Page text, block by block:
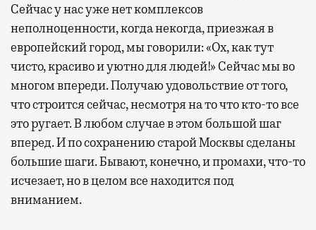
Сейчас у нас уже нет комплексов
неполноценности, когда некогда, приезжая в
европейский город, мы говорили: «Ох, как тут
чисто, красиво и уютно для людей!» Сейчас мы во
многом впереди. Получаю удовольствие от того,
что строится сейчас, несмотря на то что кто-то все
это ругает. В любом случае в этом большой шаг
вперед. И по сохранению старой Москвы сделаны
большие шаги. Бывают, конечно, и промахи, что-то
исчезает, но в целом все находится под
вниманием.